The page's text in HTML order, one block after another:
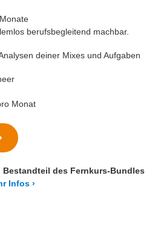
berufsbegleitend machbar.
deiner Mixes und Aufgaben
Monat
des Fernkurs-Bundles
Infos